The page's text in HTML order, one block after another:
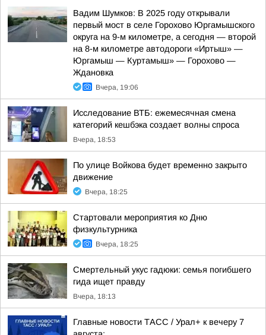
Вадим Шумков: В 2025 году открывали
первый мост в селе Горохово Юргамышского
округа на 9-м километре, а сегодня — второй
на 8-м километре автодороги «Иртыш» —
Юргамыш — Куртамыш» — Горохово —
Ждановка
Вчера, 19:06
Исследование ВТБ: ежемесячная смена
категорий кешбэка создает волны спроса
Вчера, 18:53
По улице Войкова будет временно закрыто
движение
Вчера, 18:25
Стартовали мероприятия ко Дню
физкультурника
Вчера, 18:25
Смертельный укус гадюки: семья погибшего
гида ищет правду
Вчера, 18:13
Главные новости ТАСС / Урал+ к вечеру 7